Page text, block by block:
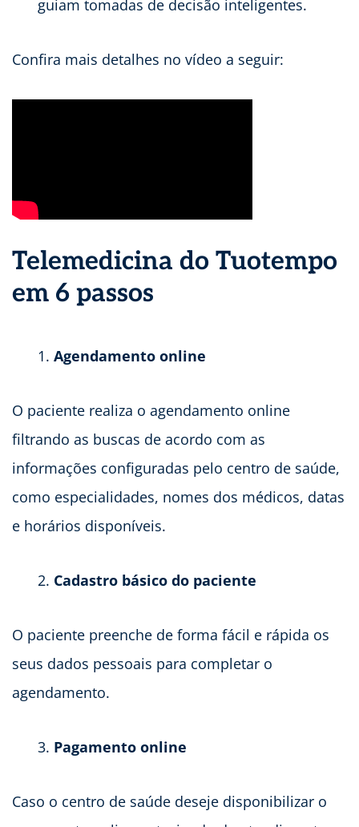
guiam tomadas de decisão inteligentes.
Confira mais detalhes no vídeo a seguir:
Telemedicina do Tuotempo
em 6 passos
Agendamento online
O paciente realiza o agendamento online
filtrando as buscas de acordo com as
informações configuradas pelo centro de saúde,
como especialidades, nomes dos médicos, datas
e horários disponíveis.
Cadastro básico do paciente
O paciente preenche de forma fácil e rápida os
seus dados pessoais para completar o
agendamento.
Pagamento online
Caso o centro de saúde deseje disponibilizar o